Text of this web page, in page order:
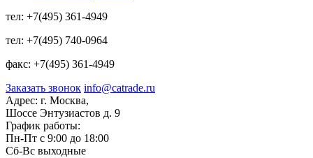
тел: +7(495) 361-4949
тел: +7(495) 740-0964
факс: +7(495) 361-4949
Заказать звонок info@catrade.ru
Адрес: г. Москва,
Шоссе Энтузиастов д. 9
График работы:
Пн-Пт с 9:00 до 18:00
Сб-Вс выходные